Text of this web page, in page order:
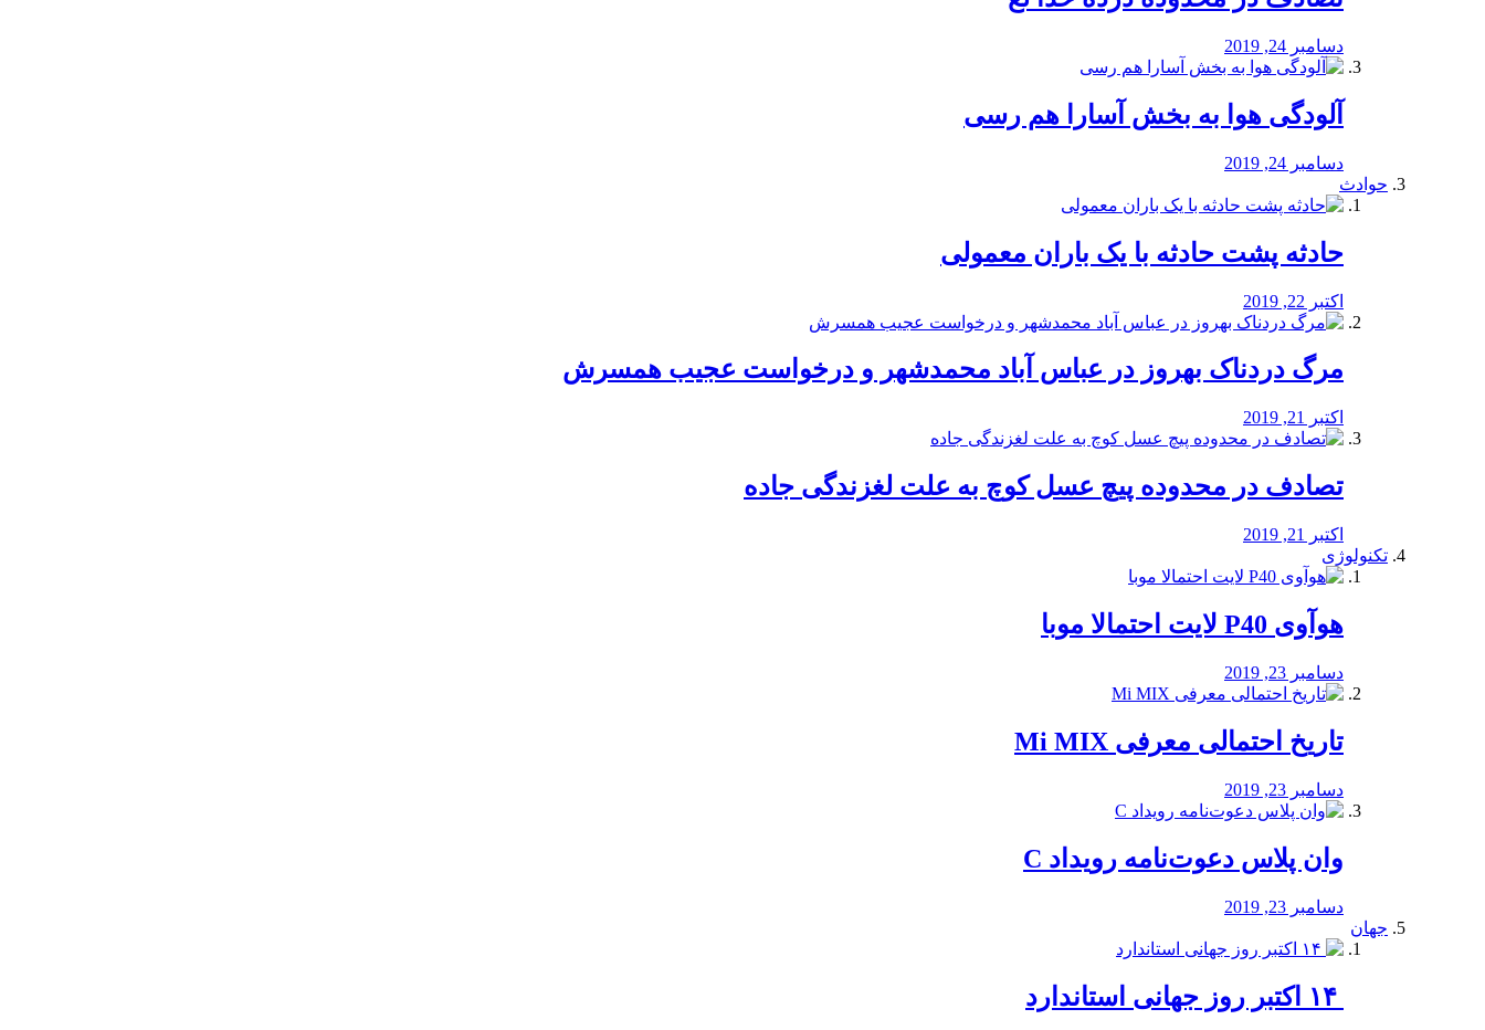
دسامبر 24, 2019
آلودگی هوا به بخش آسارا هم رسی
دسامبر 24, 2019
حوادث
️حادثه پشت حادثه با یک باران معمولی
اکتبر 22, 2019
مرگ دردناک بهروز در عباس آباد محمدشهر و درخواست عجیب همسرش
اکتبر 21, 2019
تصادف در محدوده پیچ عسل کوچ به علت لغزندگی جاده
اکتبر 21, 2019
تکنولوژی
هوآوی P40 لایت احتمالا موبا
دسامبر 23, 2019
تاریخ احتمالی معرفی Mi MIX
دسامبر 23, 2019
وان پلاس دعوت‌نامه رویداد C
دسامبر 23, 2019
جهان